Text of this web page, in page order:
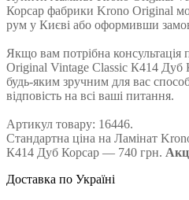
Корсар фабрики Krono Original
рум у Києві або оформивши
Якщо вам потрібна консультація
Original Vintage Classic К414 Дуб
будь-яким зручним для вас
відповість на всі ваші питання.
Артикул товару: 16446.
Стандартна ціна на Ламінат
К414 Дуб Корсар — 740 грн.
Доставка по Україні